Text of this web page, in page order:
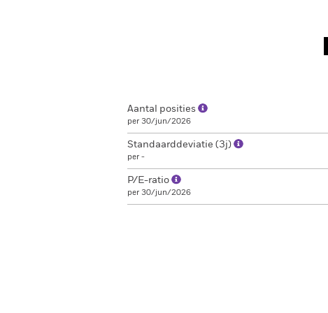
Aantal posities
per 30/jun/2026
Standaarddeviatie (3j)
per -
P/E-ratio
per 30/jun/2026